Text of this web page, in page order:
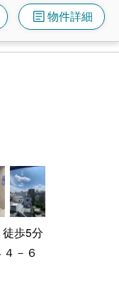
article物件詳細
歩5分
－６